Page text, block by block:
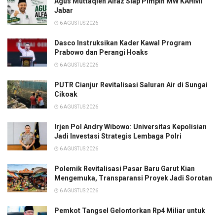
Jabar
6 AGUSTUS 2026
Dasco Instruksikan Kader Kawal Program
Prabowo dan Perangi Hoaks
6 AGUSTUS 2026
PUTR Cianjur Revitalisasi Saluran Air di Sungai
Cikoak
6 AGUSTUS 2026
Irjen Pol Andry Wibowo: Universitas Kepolisian
Jadi Investasi Strategis Lembaga Polri
6 AGUSTUS 2026
Polemik Revitalisasi Pasar Baru Garut Kian
Mengemuka, Transparansi Proyek Jadi Sorotan
6 AGUSTUS 2026
Pemkot Tangsel Gelontorkan Rp4 Miliar untuk